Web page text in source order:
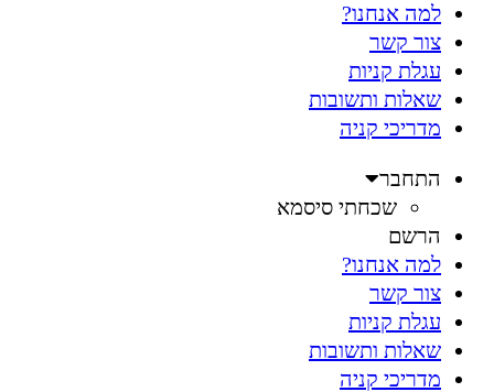
למה אנחנו?
צור קשר
עגלת קניות
שאלות ותשובות
מדריכי קניה
התחבר
שכחתי סיסמא
הרשם
למה אנחנו?
צור קשר
עגלת קניות
שאלות ותשובות
מדריכי קניה